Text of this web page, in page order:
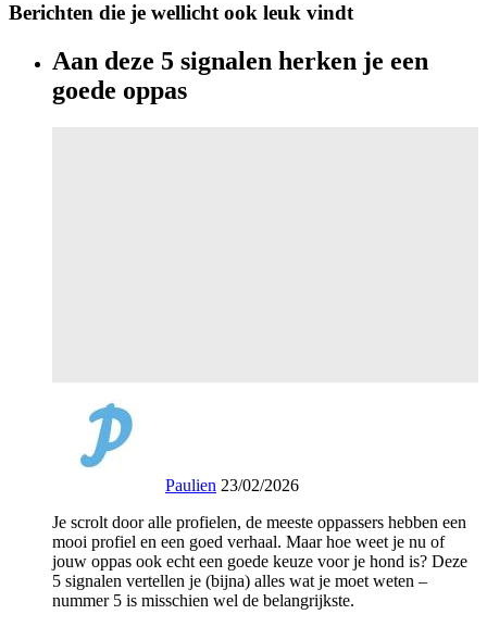
Berichten die je wellicht ook leuk vindt
Aan deze 5 signalen herken je een
goede oppas
Paulien 23/02/2026
Je scrolt door alle profielen, de meeste oppassers hebben een
mooi profiel en een goed verhaal. Maar hoe weet je nu of
jouw oppas ook echt een goede keuze voor je hond is? Deze
5 signalen vertellen je (bijna) alles wat je moet weten –
nummer 5 is misschien wel de belangrijkste.